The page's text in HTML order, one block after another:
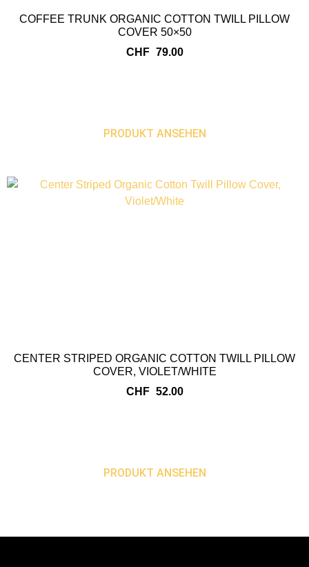
COFFEE TRUNK ORGANIC COTTON TWILL PILLOW
COVER 50×50
CHF 79.00
PRODUKT ANSEHEN
CENTER STRIPED ORGANIC COTTON TWILL PILLOW
COVER, VIOLET/WHITE
CHF 52.00
PRODUKT ANSEHEN